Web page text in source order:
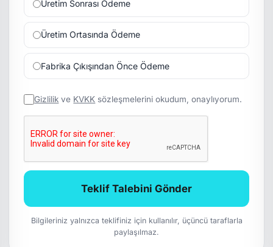
Üretim Sonrası Ödeme
Üretim Ortasında Ödeme
Fabrika Çıkışından Önce Ödeme
Gizlilik ve KVKK sözleşmelerini okudum, onaylıyorum.
Teklif Talebini Gönder
Bilgileriniz yalnızca teklifiniz için kullanılır, üçüncü taraflarla
paylaşılmaz.